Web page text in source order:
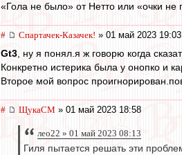
«Гола не было» от Нетто или «очки не
# Спартачек-Казачек! » 01 май 2023 19:03
Gt3 , ну я понял.я ж говорю когда
Конкретно истерика была у онопко и
Второе мой вопрос
# ЩукаСМ » 01 май 2023 18:58
лео22 » 01 май 2023 08:13
Гиля пытается решать эти